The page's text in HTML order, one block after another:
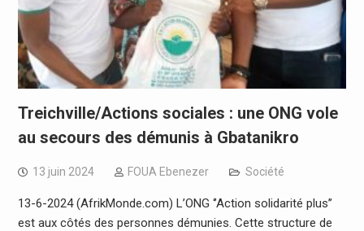
Treichville/Actions sociales : une ONG vole
au secours des démunis à Gbatanikro
13 juin 2024 FOUA Ebenezer Société
13-6-2024 (AfrikMonde.com) L’ONG ‘’Action solidarité plus’’
est aux côtés des personnes démunies. Cette structure de